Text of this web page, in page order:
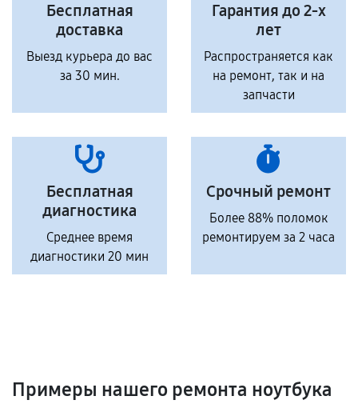
Бесплатная
доставка
Выезд курьера до вас
за 30 мин.
Гарантия до 2-х
лет
Распространяется как
на ремонт, так и на
запчасти
Бесплатная
диагностика
Среднее время
диагностики 20 мин
Срочный ремонт
Более 88% поломок
ремонтируем за 2 часа
Примеры нашего ремонта ноутбука